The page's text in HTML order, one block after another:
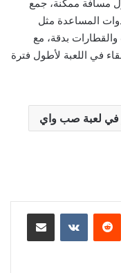
مسافة ممكنة، جمع
المساعدة مثل
والقطارات بدقة، مع
في اللعبة لأطول فترة
في لعبة صب واي
مشاركة عبر البريد